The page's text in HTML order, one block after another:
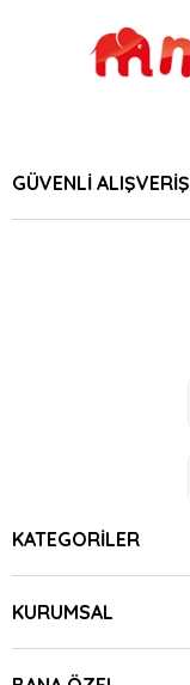
GÜVENLİ ALIŞVERİŞ
KATEGORİLER
KURUMSAL